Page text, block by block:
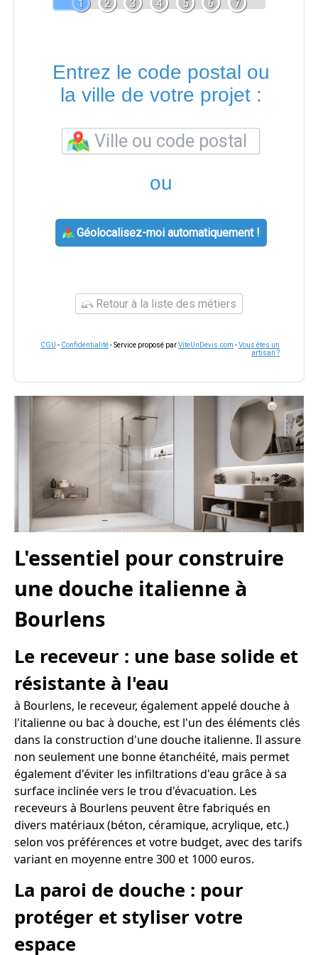
1 2 3 4 5 6 7
Entrez le code postal ou
la ville de votre projet :
ou
Géolocalisez-moi automatiquement !
Retour à la liste des métiers
CGU - Confidentialité- Service proposé parViteUnDevis.com -Vous êtes un
artisan ?
L'essentiel pour construire
une douche italienne à
Bourlens
Le receveur : une base solide et
résistante à l'eau
à Bourlens, le receveur, également appelé douche à
l'italienne ou bac à douche, est l'un des éléments clés
dans la construction d'une douche italienne. Il assure
non seulement une bonne étanchéité, mais permet
également d'éviter les infiltrations d'eau grâce à sa
surface inclinée vers le trou d'évacuation. Les
receveurs à Bourlens peuvent être fabriqués en
divers matériaux (béton, céramique, acrylique, etc.)
selon vos préférences et votre budget, avec des tarifs
variant en moyenne entre 300 et 1000 euros.
La paroi de douche : pour
protéger et styliser votre
espace